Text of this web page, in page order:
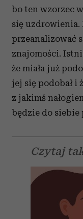
bo ten wzorzec
się
przeanalizować
znajomości.
że miała już
jej się podobał i
z jakimś
będzie do
Czytaj